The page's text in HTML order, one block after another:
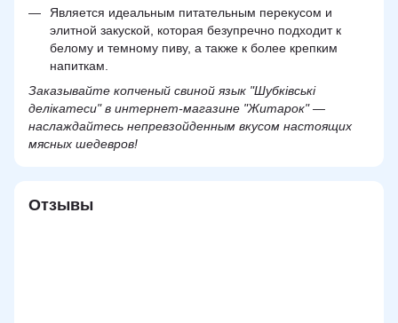
Является идеальным питательным перекусом и
элитной закуской, которая безупречно подходит к
белому и темному пиву, а также к более крепким
напиткам.
Заказывайте копченый свиной язык "Шубківські
делікатеси" в интернет-магазине "Житарок" —
наслаждайтесь непревзойденным вкусом настоящих
мясных шедевров!
Отзывы